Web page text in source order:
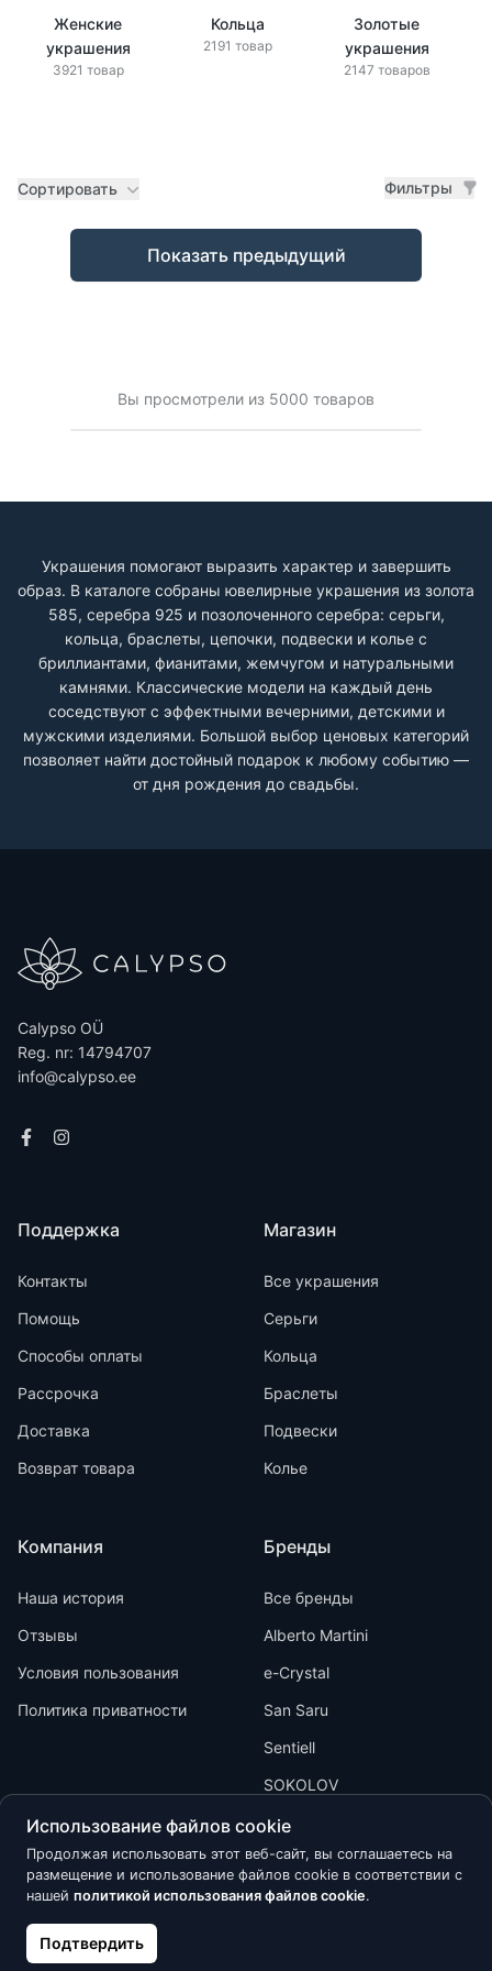
Женские
украшения
3921 товар
Кольца
2191 товар
Золотые
украшения
2147 товаров
Украшения помогают выразить характер и завершить
образ. В каталоге собраны ювелирные украшения из золота
585, серебра 925 и позолоченного серебра: серьги,
кольца, браслеты, цепочки, подвески и колье с
бриллиантами, фианитами, жемчугом и натуральными
камнями. Классические модели на каждый день
соседствуют с эффектными вечерними, детскими и
мужскими изделиями. Большой выбор ценовых категорий
позволяет найти достойный подарок к любому событию —
от дня рождения до свадьбы.
Сортировать Фильтры
Товары
Показать предыдущий
Вы просмотрели из 5000 товаров
Calypso OÜ
Reg. nr: 14794707
info@calypso.ee
Поддержка
Контакты
Помощь
Способы оплаты
Рассрочка
Доставка
Возврат товара
Компания
Наша история
Отзывы
Условия пользования
Политика приватности
Магазин
Все украшения
Серьги
Кольца
Браслеты
Подвески
Колье
Бренды
Все бренды
Alberto Martini
e-Crystal
San Saru
Sentiell
SOKOLOV
Kõik õigused kaitstud © 2026 Calypso
Использование файлов cookie
Продолжая использовать этот веб-сайт, вы соглашаетесь на
размещение и использование файлов cookie в соответствии с
нашей политикой использования файлов cookie.
Подтвердить